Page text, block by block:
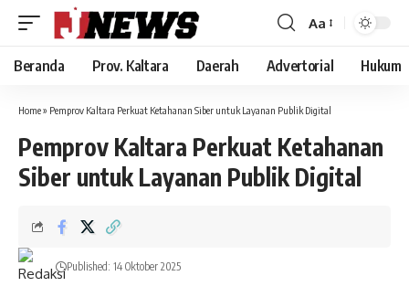
Font
Resizer
Aa
Beranda Prov. Kaltara Daerah Advertorial Hukum
Home» Pemprov Kaltara Perkuat Ketahanan Siber untuk Layanan Publik Digital
Pemprov Kaltara Perkuat Ketahanan
Siber untuk Layanan Publik Digital
Published: 14 Oktober 2025